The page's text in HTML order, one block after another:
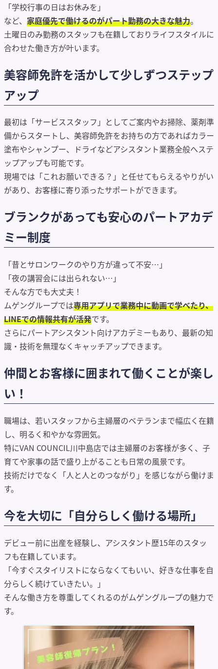
「学校行事の日はお休みを」
など、 家庭優先で働けるのがパート勤務の大きな魅力。
土曜日のみ勤務のスタッフも在籍しておりライフスタイルに
合わせた働き方が叶います。
美容師免許を活かして少しずつステップ
アップ
最初は「サービススタッフ」としてご案内やお掃除、薬剤準
備からスタートし、美容師免許をお持ちの方であればカラー
塗布やシャンプー、ドライなどアシスタント業務全般へステ
ップアップも可能です。
現場では「これお願いできる？」と任せてもらえるやりがい
があり、お客様に寄り添ったサポートができます。
ブランクがあっても安心のパートアカデ
ミー制度
「昔とサロンワークのやり方が違って不安…」
「夜の講習会には出られない…」
そんな方でも大丈夫！
ムゲングループでは専用アプリで業務中に動画で学べたり、
LINEでの情報共有が活発です。
さらにパートアシスタント向けアカデミーもあり、最新の知
識・技術を無理なくキャッチアップできます。
仲間とお客様に囲まれて働くことが楽し
い！
職場は、若いスタッフから主婦層のベテランまで幅広く在籍
し、明るく和やかな雰囲気。
特にVAN COUNCIL川中島店では主婦層のお客様が多く、子
育てや家事の話で盛り上がることも日常の風景です。
技術だけでなく「人と人とのつながり」を感じながら働けま
す。
今を大切に「自分らしく働ける場所」
デビュー前に出産を経験し、アシスタント歴15年のスタッ
フも在籍しています。
「今すぐスタイリストにならなくてもいい、好きな仕事を自
分らしく続けていきたい。」
そんな働き方を尊重してくれるのがムゲングループの魅力で
す。